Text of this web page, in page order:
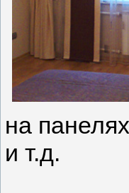
на
и т.д.